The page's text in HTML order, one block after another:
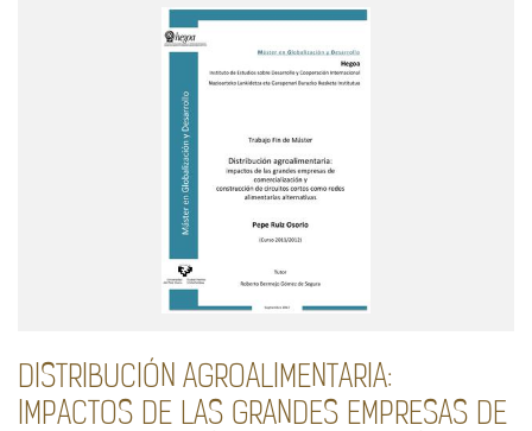
DISTRIBUCIÓN AGROALIMENTARIA:
IMPACTOS DE LAS GRANDES EMPRESAS DE